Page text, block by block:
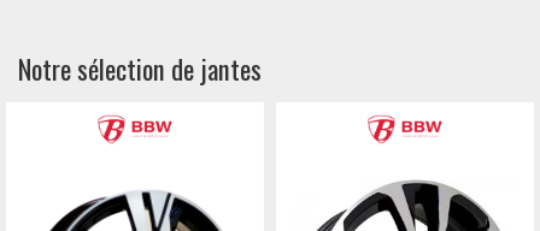
Notre sélection de jantes